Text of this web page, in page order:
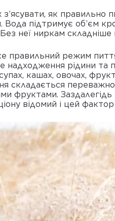
як правильно
Вода підтримує об’єм
неї ниркам
правильний режим
надходження рідини та
кашах, овочах,
складається
фруктами.
відомий і цей